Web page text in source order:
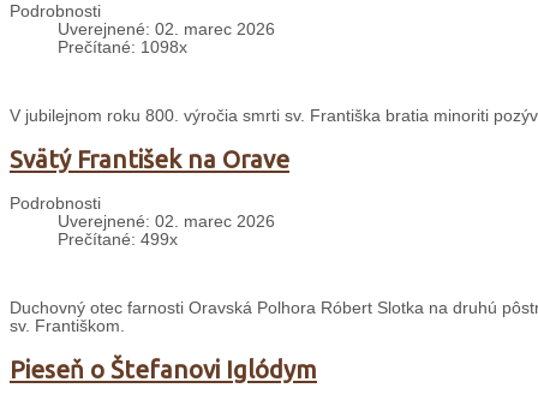
Podrobnosti
Uverejnené: 02. marec 2026
Prečítané: 1098x
V jubilejnom roku 800. výročia smrti sv. Františka bratia minoriti
Svätý František na Orave
Podrobnosti
Uverejnené: 02. marec 2026
Prečítané: 499x
Duchovný otec farnosti Oravská Polhora Róbert Slotka na druhú
sv. Františkom.
Pieseň o Štefanovi Iglódym